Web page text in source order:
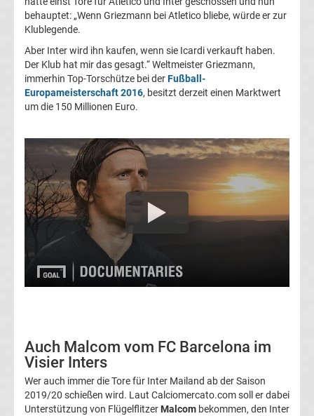
Transfergerüchte
Transferticker
-
Transfermarkt
Trainerentlassungen
Bundesliga
Fußball
Bundesliga
behauptet: „Wenn Griezmann bei Atletico bliebe, würde er zur
Klublegende.
Aber Inter wird ihn kaufen, wenn sie Icardi verkauft haben.
Der Klub hat mir das gesagt.“ Weltmeister Griezmann,
immerhin Top-Torschütze bei derFußball-
Europameisterschaft 2016, besitzt derzeit einen Marktwert
um die 150 Millionen Euro.
Auch Malcom vom FC Barcelona im
Visier Inters
Wer auch immer die Tore für Inter Mailand ab der Saison
2019/20 schießen wird. Laut Calciomercato.com soll er dabei
Unterstützung von Flügelflitzer Malcom bekommen, den Inter